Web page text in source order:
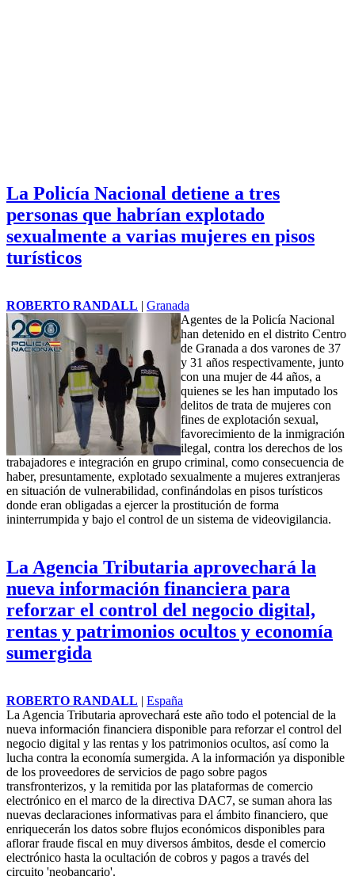
La Policía Nacional detiene a tres
personas que habrían explotado
sexualmente a varias mujeres en pisos
turísticos
ROBERTO RANDALL | Granada
Agentes de la Policía Nacional
han detenido en el distrito Centro
de Granada a dos varones de 37
y 31 años respectivamente, junto
con una mujer de 44 años, a
quienes se les han imputado los
delitos de trata de mujeres con
fines de explotación sexual,
favorecimiento de la inmigración
ilegal, contra los derechos de los
trabajadores e integración en grupo criminal, como consecuencia de
haber, presuntamente, explotado sexualmente a mujeres extranjeras
en situación de vulnerabilidad, confinándolas en pisos turísticos
donde eran obligadas a ejercer la prostitución de forma
ininterrumpida y bajo el control de un sistema de videovigilancia.
La Agencia Tributaria aprovechará la
nueva información financiera para
reforzar el control del negocio digital,
rentas y patrimonios ocultos y economía
sumergida
ROBERTO RANDALL | España
La Agencia Tributaria aprovechará este año todo el potencial de la
nueva información financiera disponible para reforzar el control del
negocio digital y las rentas y los patrimonios ocultos, así como la
lucha contra la economía sumergida. A la información ya disponible
de los proveedores de servicios de pago sobre pagos
transfronterizos, y la remitida por las plataformas de comercio
electrónico en el marco de la directiva DAC7, se suman ahora las
nuevas declaraciones informativas para el ámbito financiero, que
enriquecerán los datos sobre flujos económicos disponibles para
aflorar fraude fiscal en muy diversos ámbitos, desde el comercio
electrónico hasta la ocultación de cobros y pagos a través del
circuito 'neobancario'.